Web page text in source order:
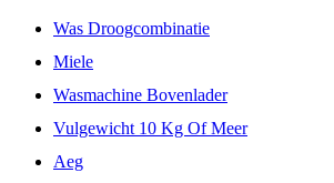
Was Droogcombinatie
Miele
Wasmachine Bovenlader
Vulgewicht 10 Kg Of Meer
Aeg